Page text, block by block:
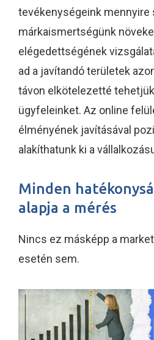
tevékenységeink mennyire
márkaismertségünk
elégedettségének
ad a javítandó területek
távon elkötelezetté
ügyfeleinket. Az online
élményének javításával
alakíthatunk ki a
Minden
alapja a mérés
Nincs ez másképp a
esetén sem.